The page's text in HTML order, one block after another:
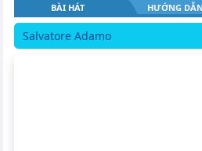
BÀI HÁT HƯỚNG DẪN
Salvatore Adamo